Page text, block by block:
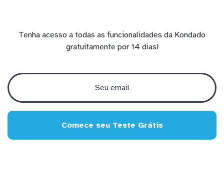
Tenha acesso a todas as funcionalidades da Kondado
gratuitamente por 14 dias!
Comece seu Teste Grátis